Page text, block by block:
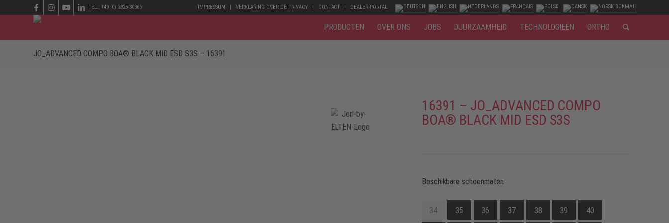
IMPRESSUM VERKLARING OVER DE PRIVACY CONTACT DEALER PORTAL
TEL.: +49 (0) 2825 80366
PRODUCTEN OVER ONS JOBS DUURZAAMHEID TECHNOLOGIEËN ORTHO
JO_ADVANCED COMPO BOA® BLACK MID ESD S3S – 16391
16391 – JO_ADVANCED COMPO
BOA® BLACK MID ESD S3S
Beschikbare schoenmaten
34 35 36 37 38 39 40